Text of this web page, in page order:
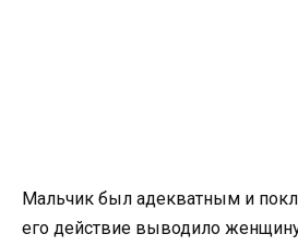
Мальчик был адекватным и
его действие выводило